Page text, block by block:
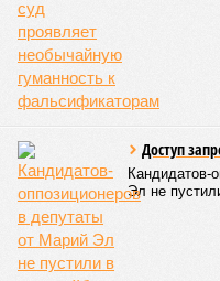
Доступ
Кандидатов-
Эл не